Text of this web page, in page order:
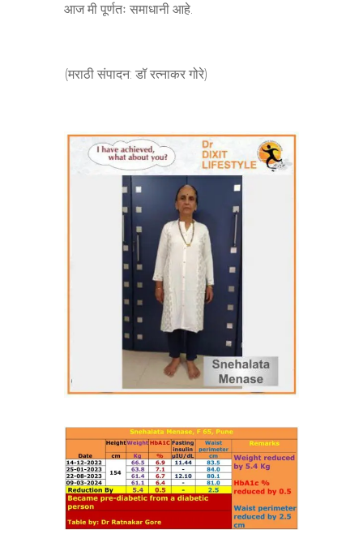
आज मी पूर्णतः समाधानी आहे.
(मराठी संपादन: डॉ रत्नाकर गोरे)